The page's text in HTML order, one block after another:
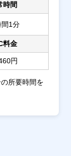
時間
間1分
料金
円
所要時間を